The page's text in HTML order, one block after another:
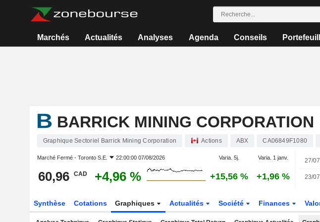
Marchés Actualités Analyses Agenda Conseils
BARRICK MINING CORPORATION
Graphique Sectoriel Barrick Mining Corporation Actions ABX CA06849F1080
Marché Fermé - Toronto S.E. 22:00:00 07/08/2026 Varia. 5j. Varia. 1 janv.
60,96 CAD +4,96 % +15,56 % +1,96 %
27/07
23/07
Synthèse Cotations Graphiques Actualités Société Finances